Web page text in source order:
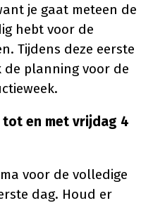
je gaat meteen de
hebt voor de
Tijdens deze eerste
de planning voor de
tot en met vrijdag 4
voor de volledige
dag. Houd er